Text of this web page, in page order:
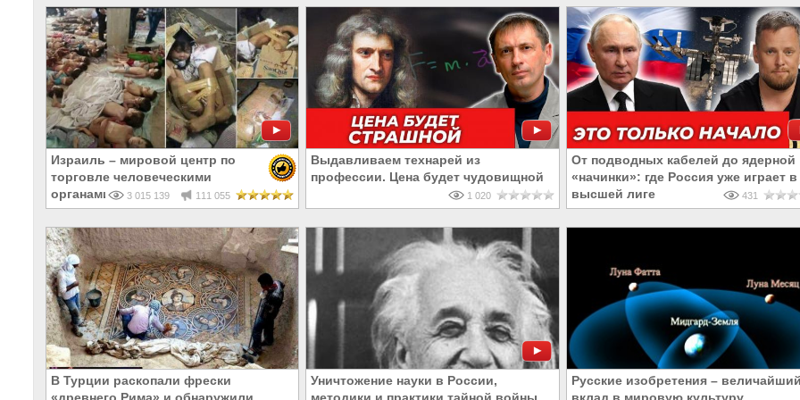
Израиль – мировой центр по
торговле человеческими
органами
3 015 139 111 055
Выдавливаем технарей из
профессии. Цена будет чудовищной
1 020
От подводных кабелей до ядерной
«начинки»: где Россия уже играет в
высшей лиге
431
В Турции раскопали фрески
Уничтожение науки в России,
Русские изобретения –